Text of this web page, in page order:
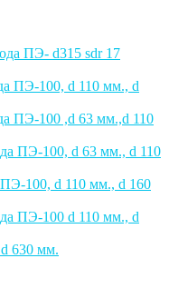
ПЭ- d315 sdr 17
ПЭ-100, d 110 мм., d
ПЭ-100 ,d 63 мм.,d 110
ПЭ-100, d 63 мм., d 110
100, d 110 мм., d 160
ПЭ-100 d 110 мм., d
630 мм.